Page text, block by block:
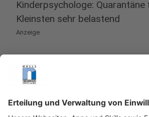
Kinderpsychologe: Quarantäne
Kleinsten sehr belastend
Anzeige
8 von 10 Kindern fühlen sich durch die
belastet, vermeldet eine aktuelle
Uni Leipzig, meint, viele Kinder haben